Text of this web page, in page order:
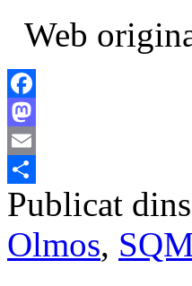
Web
Facebook
Mastodon
Email
Comparteix
Publicat
Olmos,